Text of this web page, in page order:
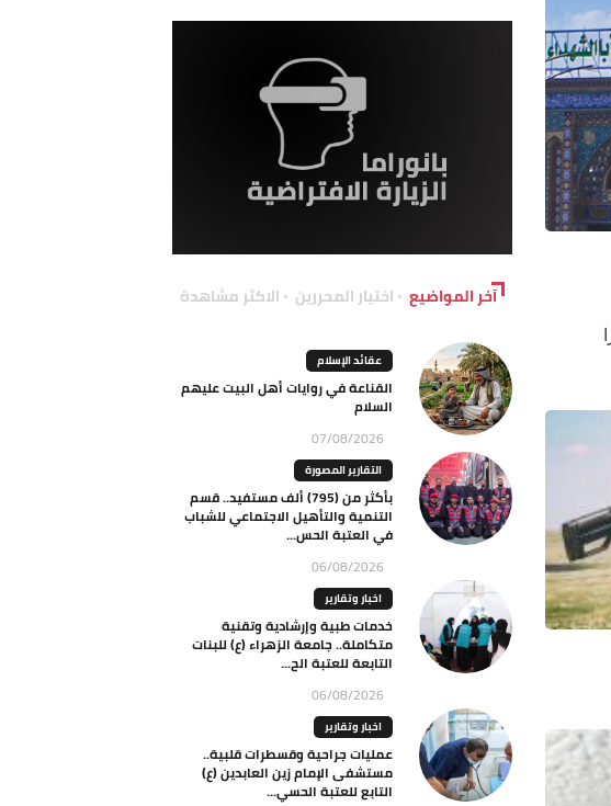
آخر المواضيع اختيار المحررين الاكثر مشاهدة
عقائد الإسلام
القناعة في روايات أهل البيت عليهم
السلام
07/08/2026
التقارير المصورة
بأكثر من (795) ألف مستفيد.. قسم
التنمية والتأهيل الاجتماعي للشباب
في العتبة الحس...
06/08/2026
اخبار وتقارير
خدمات طبية وإرشادية وتقنية
متكاملة.. جامعة الزهراء (ع) للبنات
التابعة للعتبة الح...
06/08/2026
اخبار وتقارير
عمليات جراحية وقسطرات قلبية..
مستشفى الإمام زين العابدين (ع)
التابع للعتبة الحسي...